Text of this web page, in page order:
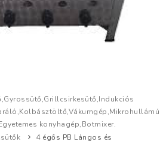
konyhagép,Botmixer.
4 égős PB Lángos és